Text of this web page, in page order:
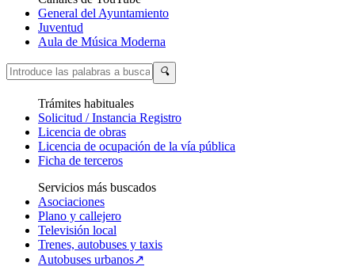
General del Ayuntamiento
Juventud
Aula de Música Moderna
🔍
Trámites habituales
Solicitud / Instancia Registro
Licencia de obras
Licencia de ocupación de la vía pública
Ficha de terceros
Servicios más buscados
Asociaciones
Plano y callejero
Televisión local
Trenes, autobuses y taxis
Autobuses urbanos↗